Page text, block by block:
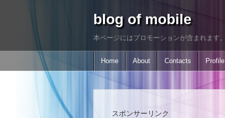
blog of mobile
本ページにはプロモーションが含まれます。
Home About Contacts Profile
スポンサーリンク